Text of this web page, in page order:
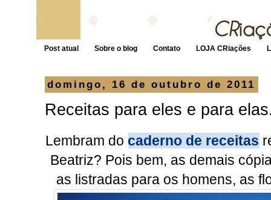
Post atual Sobre o blog Contato LOJA CRiações
domingo, 16 de outubro de 2011
Receitas para eles e para
Lembram do caderno de receitas
Beatriz? Pois bem, as demais
as listradas para os homens, as